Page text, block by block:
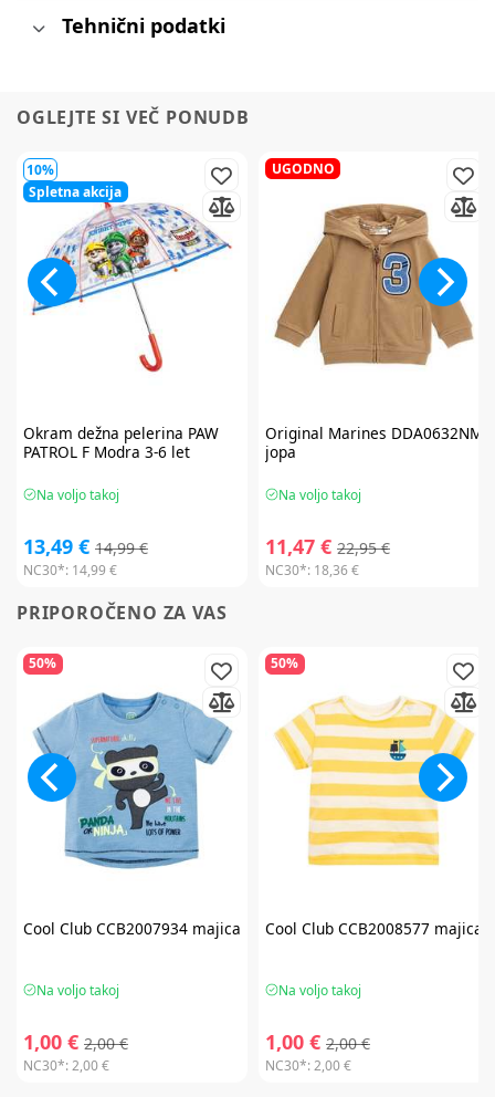
Tehnični podatki
OGLEJTE SI VEČ PONUDB
10%
Spletna akcija
Okram dežna pelerina PAW
PATROL F Modra 3-6 let
Na voljo takoj
13,49 € 14,99 €
NC30*: 14,99 €
UGODNO
Original Marines DDA0632NM
jopa
Na voljo takoj
11,47 € 22,95 €
NC30*: 18,36 €
PRIPOROČENO ZA VAS
50%
Cool ClubCCB2007934 majica
Na voljo takoj
1,00 € 2,00 €
NC30*:2,00 €
50%
Cool ClubCCB2008577 majica
Na voljo takoj
1,00 € 2,00 €
NC30*:2,00 €